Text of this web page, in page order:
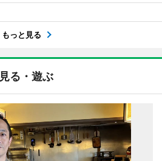
もっと見る
見る・遊ぶ